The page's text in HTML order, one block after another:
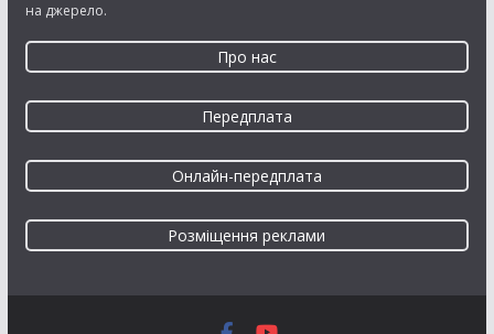
на джерело.
Про нас
Передплата
Онлайн-передплата
Розміщення реклами